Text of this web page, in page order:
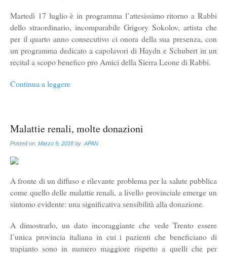
Martedì 17 luglio è in programma l’attesissimo ritorno a Rabbi
dello straordinario, incomparabile Grigory Sokolov, artista che
per il quarto anno consecutivo ci onora della sua presenza, con
un programma dedicato a capolavori di Haydn e Schubert in un
recital a scopo benefico pro Amici della Sierra Leone di Rabbi.
Continua a leggere
Malattie renali, molte donazioni
Posted on: Marzo 9, 2018 by: APAN
A fronte di un diffuso e rilevante problema per la salute pubblica
come quello delle malattie renali, a livello provinciale emerge un
sintomo evidente: una significativa sensibilità alla donazione.
A dimostrarlo, un dato incoraggiante che vede Trento essere
l’unica provincia italiana in cui i pazienti che beneficiano di
trapianto sono in numero maggiore rispetto a quelli che per